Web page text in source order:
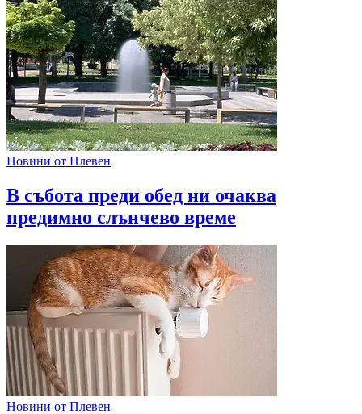
Новини от Плевен
В събота преди обед ни очаква
предимно слънчево време
Новини от Плевен